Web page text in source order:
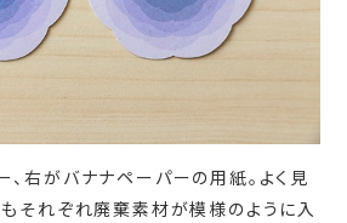
右がバナナペーパーの用紙。よく見
もそれぞれ廃棄素材が模様のように入